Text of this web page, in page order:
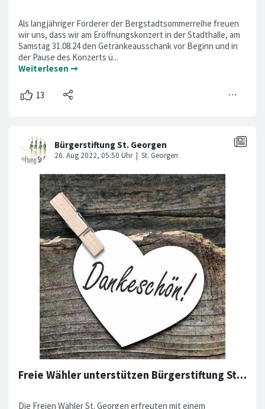
Als langjähriger Förderer der Bergstadtsommerreihe freuen
wir uns, dass wir am Eröffnungskonzert in der Stadthalle, am
Samstag 31.08.24 den Getränkeausschank vor Beginn und in
der Pause des Konzerts ü...
Weiterlesen ➞
Freie Wähler unterstützen Bürgerstiftung St. Georgen mit Erlös
Die Freien Wähler St. Georgen erfreuten mit einem